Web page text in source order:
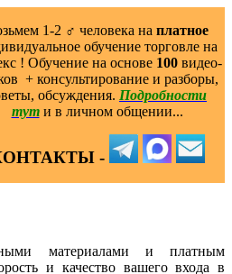
1-2 ‍♂️ человека на платное
обучение торговле на
! Обучение на основе 100видео-
+ консультирование и разборы,
обсуждения. Подробности
тут и в личном общении...
-
материалами и платным
и качество вашего входа в